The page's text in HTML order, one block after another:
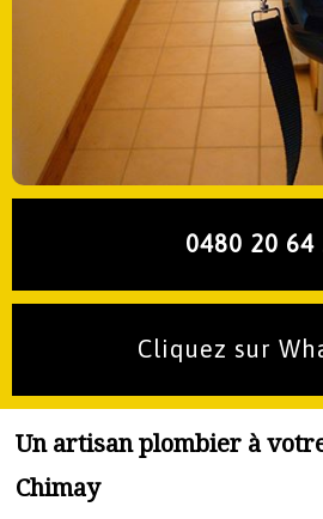
0480 20 64
Cliquez sur
Un artisan plombier à
Chimay